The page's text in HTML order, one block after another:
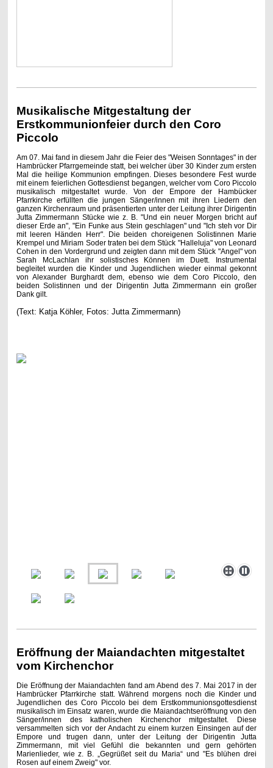
Musikalische Mitgestaltung der
Erstkommunionfeier durch den Coro
Piccolo
Am 07. Mai fand in diesem Jahr die Feier des "Weisen Sonntages" in der
Hambrücker Pfarrgemeinde statt, bei welcher über 30 Kinder zum ersten
Mal die heilige Kommunion empfingen. Dieses besondere Fest wurde
mit einem feierlichen Gottesdienst begangen, welcher vom Coro Piccolo
musikalisch mitgestaltet wurde. Von der Empore der Hambücker
Pfarrkirche erfüllten die jungen Sänger/innen mit ihren Liedern den
ganzen Kirchenraum und präsentierten unter der Leitung ihrer Dirigentin
Jutta Zimmermann Stücke wie z. B. "Und ein neuer Morgen bricht auf
dieser Erde an", "Ein Funke aus Stein geschlagen" und "Ich steh vor Dir
mit leeren Händen Herr". Die beiden choreigenen Solistinnen Marie
Krempel und Miriam Soder traten bei dem Stück "Halleluja" von Leonard
Cohen in den Vordergrund und zeigten dann mit dem Stück "Angel" von
Sarah McLachlan ihr solistisches Können im Duett. Instrumental
begleitet wurden die Kinder und Jugendlichen wieder einmal gekonnt
von Alexander Burghardt dem, ebenso wie dem Coro Piccolo, den
beiden Solistinnen und der Dirigentin Jutta Zimmermann ein großer
Dank gilt.
(Text: Katja Köhler, Fotos: Jutta Zimmermann)
Eröffnung der Maiandachten mitgestaltet
vom Kirchenchor
Die Eröffnung der Maiandachten fand am Abend des 7. Mai 2017 in der
Hambrücker Pfarrkirche statt. Während morgens noch die Kinder und
Jugendlichen des Coro Piccolo bei dem Erstkommunionsgottesdienst
musikalisch im Einsatz waren, wurde die Maiandachtseröffnung von den
Sänger/innen des katholischen Kirchenchor mitgestaltet. Diese
versammelten sich vor der Andacht zu einem kurzen Einsingen auf der
Empore und trugen dann, unter der Leitung der Dirigentin Jutta
Zimmermann, mit viel Gefühl die bekannten und gern gehörten
Marienlieder, wie z. B. „Gegrüßet seit du Maria“ und "Es blühen drei
Rosen auf einem Zweig" vor.